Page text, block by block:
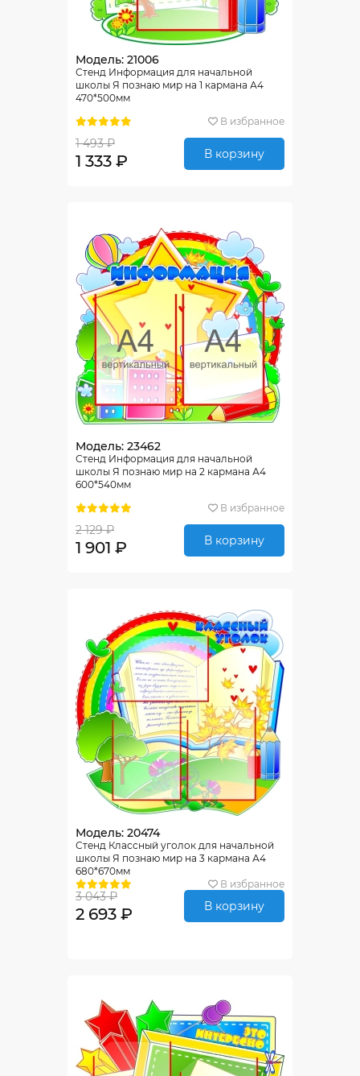
Модель: 21006
Стенд Информация для начальной
школы Я познаю мир на 1 кармана А4
470*500мм
В избранное
1 493 ₽
1 333 ₽ В корзину
Модель: 23462
Стенд Информация для начальной
школы Я познаю мир на 2 кармана А4
600*540мм
В избранное
2 129 ₽
1 901 ₽ В корзину
Модель: 20474
Стенд Классный уголок для начальной
школы Я познаю мир на 3 кармана А4
680*670мм
В избранное
3 043 ₽
2 693 ₽ В корзину